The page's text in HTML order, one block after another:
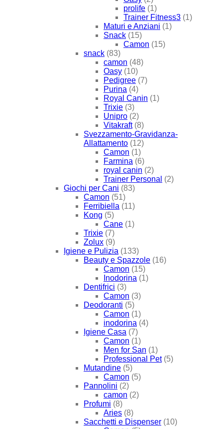
prolife (1)
Trainer Fitness3 (1)
Maturi e Anziani (1)
Snack (15)
Camon (15)
snack (83)
camon (48)
Oasy (10)
Pedigree (7)
Purina (4)
Royal Canin (1)
Trixie (3)
Unipro (2)
Vitakraft (8)
Svezzamento-Gravidanza-
Allattamento (12)
Camon (1)
Farmina (6)
royal canin (2)
Trainer Personal (2)
Giochi per Cani (83)
Camon (51)
Ferribiella (11)
Kong (5)
Cane (1)
Trixie (7)
Zolux (9)
Igiene e Pulizia (133)
Beauty e Spazzole (16)
Camon (15)
Inodorina (1)
Dentifrici (3)
Camon (3)
Deodoranti (5)
Camon (1)
inodorina (4)
Igiene Casa (7)
Camon (1)
Men for San (1)
Professional Pet (5)
Mutandine (5)
Camon (5)
Pannolini (2)
camon (2)
Profumi (8)
Aries (8)
Sacchetti e Dispenser (10)